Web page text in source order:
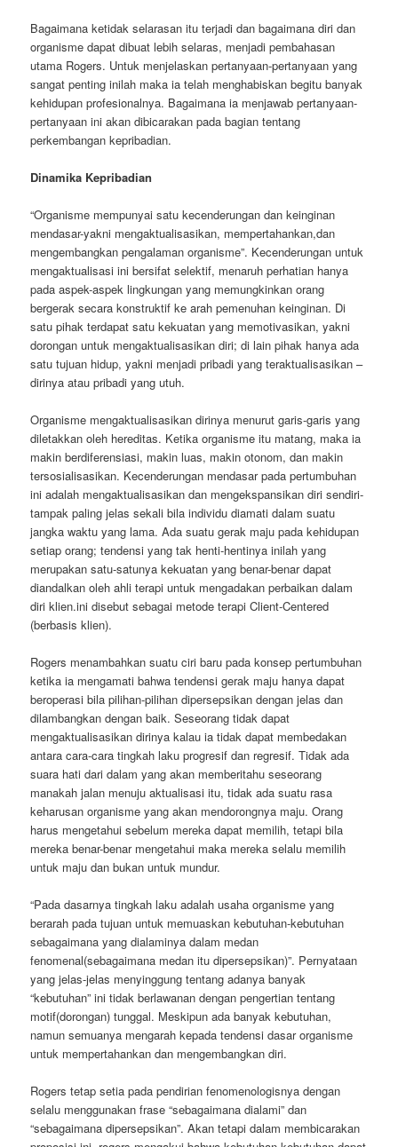
Bagaimana ketidak selarasan itu terjadi dan bagaimana diri dan
organisme dapat dibuat lebih selaras, menjadi pembahasan
utama Rogers. Untuk menjelaskan pertanyaan-pertanyaan yang
sangat penting inilah maka ia telah menghabiskan begitu banyak
kehidupan profesionalnya. Bagaimana ia menjawab pertanyaan-
pertanyaan ini akan dibicarakan pada bagian tentang
perkembangan kepribadian.
Dinamika Kepribadian
“Organisme mempunyai satu kecenderungan dan keinginan
mendasar-yakni mengaktualisasikan, mempertahankan,dan
mengembangkan pengalaman organisme”. Kecenderungan untuk
mengaktualisasi ini bersifat selektif, menaruh perhatian hanya
pada aspek-aspek lingkungan yang memungkinkan orang
bergerak secara konstruktif ke arah pemenuhan keinginan. Di
satu pihak terdapat satu kekuatan yang memotivasikan, yakni
dorongan untuk mengaktualisasikan diri; di lain pihak hanya ada
satu tujuan hidup, yakni menjadi pribadi yang teraktualisasikan –
dirinya atau pribadi yang utuh.
Organisme mengaktualisasikan dirinya menurut garis-garis yang
diletakkan oleh hereditas. Ketika organisme itu matang, maka ia
makin berdiferensiasi, makin luas, makin otonom, dan makin
tersosialisasikan. Kecenderungan mendasar pada pertumbuhan
ini adalah mengaktualisasikan dan mengekspansikan diri sendiri-
tampak paling jelas sekali bila individu diamati dalam suatu
jangka waktu yang lama. Ada suatu gerak maju pada kehidupan
setiap orang; tendensi yang tak henti-hentinya inilah yang
merupakan satu-satunya kekuatan yang benar-benar dapat
diandalkan oleh ahli terapi untuk mengadakan perbaikan dalam
diri klien.ini disebut sebagai metode terapi Client-Centered
(berbasis klien).
Rogers menambahkan suatu ciri baru pada konsep pertumbuhan
ketika ia mengamati bahwa tendensi gerak maju hanya dapat
beroperasi bila pilihan-pilihan dipersepsikan dengan jelas dan
dilambangkan dengan baik. Seseorang tidak dapat
mengaktualisasikan dirinya kalau ia tidak dapat membedakan
antara cara-cara tingkah laku progresif dan regresif. Tidak ada
suara hati dari dalam yang akan memberitahu seseorang
manakah jalan menuju aktualisasi itu, tidak ada suatu rasa
keharusan organisme yang akan mendorongnya maju. Orang
harus mengetahui sebelum mereka dapat memilih, tetapi bila
mereka benar-benar mengetahui maka mereka selalu memilih
untuk maju dan bukan untuk mundur.
“Pada dasarnya tingkah laku adalah usaha organisme yang
berarah pada tujuan untuk memuaskan kebutuhan-kebutuhan
sebagaimana yang dialaminya dalam medan
fenomenal(sebagaimana medan itu dipersepsikan)”. Pernyataan
yang jelas-jelas menyinggung tentang adanya banyak
“kebutuhan” ini tidak berlawanan dengan pengertian tentang
motif(dorongan) tunggal. Meskipun ada banyak kebutuhan,
namun semuanya mengarah kepada tendensi dasar organisme
untuk mempertahankan dan mengembangkan diri.
Rogers tetap setia pada pendirian fenomenologisnya dengan
selalu menggunakan frase “sebagaimana dialami” dan
“sebagaimana dipersepsikan”. Akan tetapi dalam membicarakan